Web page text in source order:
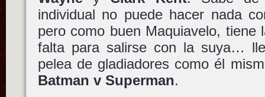
individual no puede hacer nada
pero como buen Maquiavelo, tiene
falta para salirse con la suya…
pelea de gladiadores como él
Batman v Superman.